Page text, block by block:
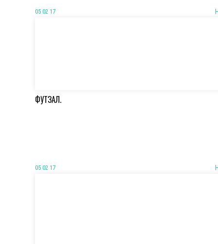
05 02 17
ФУТЗАЛ.
05 02 17